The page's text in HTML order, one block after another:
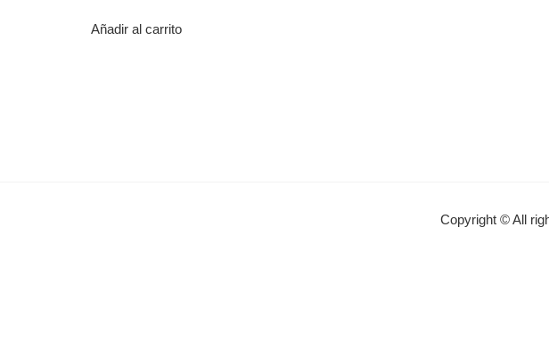
Añadir al carrito
Copyright © All